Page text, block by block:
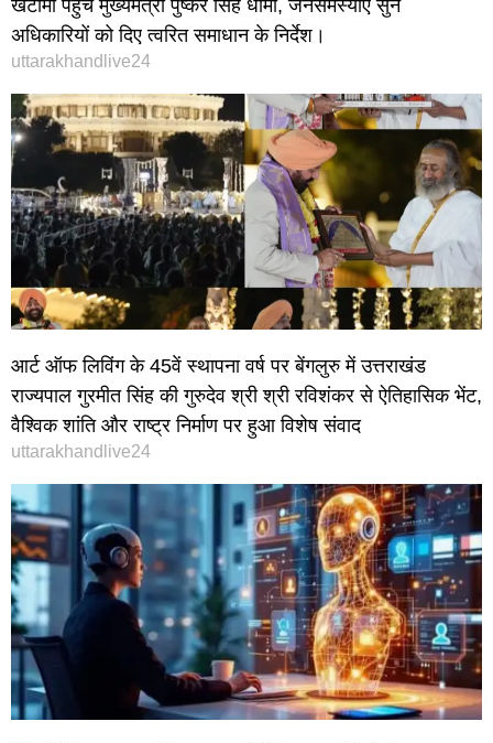
खटीमा पहुंचे मुख्यमंत्री पुष्कर सिंह धामी, जनसमस्याएं सुन
अधिकारियों को दिए त्वरित समाधान के निर्देश।
uttarakhandlive24
आर्ट ऑफ लिविंग के 45वें स्थापना वर्ष पर बेंगलुरु में उत्तराखंड
राज्यपाल गुरमीत सिंह की गुरुदेव श्री श्री रविशंकर से ऐतिहासिक भेंट,
वैश्विक शांति और राष्ट्र निर्माण पर हुआ विशेष संवाद
uttarakhandlive24